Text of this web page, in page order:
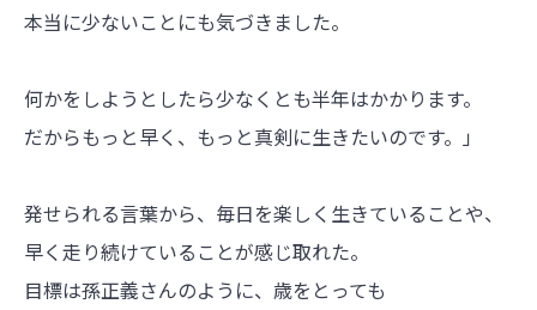
本当に少ないことにも気づきました。
何かをしようとしたら少なくとも半年はかかります。
だからもっと早く、もっと真剣に生きたいのです。」
発せられる言葉から、毎日を楽しく生きていることや、
早く走り続けていることが感じ取れた。
目標は孫正義さんのように、歳をとっても